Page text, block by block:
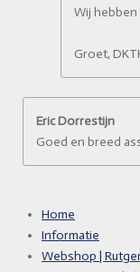
Wij hebben
Groet,
Eric Dorrestijn
Goed en breed
Home
Informatie
Webshop |